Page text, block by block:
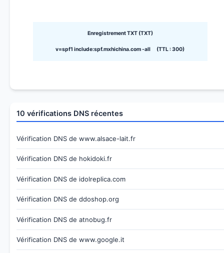
Enregistrement TXT (TXT)
v=spf1 include:spf.mxhichina.com -all (TTL : 300)
10 vérifications DNS récentes
Vérification DNS de www.alsace-lait.fr
Vérification DNS de hokidoki.fr
Vérification DNS de idolreplica.com
Vérification DNS de ddoshop.org
Vérification DNS de atnobug.fr
Vérification DNS de www.google.it